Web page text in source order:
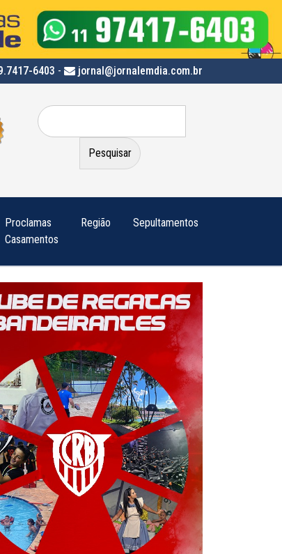
6403 - jornal@jornalemdia.com.br
Pesquisar
por:
Proclamas
Casamentos
Região Sepultamentos